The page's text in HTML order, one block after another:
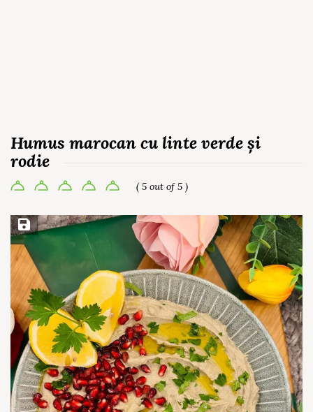
Humus marocan cu linte verde și
rodie
( 5 out of 5 )
Save Recipe